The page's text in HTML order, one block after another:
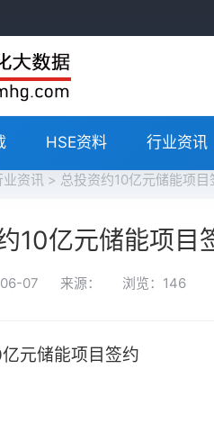
HSE资料 行业资讯
业资讯 > 总投资约10亿元储能项目
10亿元储能项目
07 来源： 浏览： 146
元储能项目签约